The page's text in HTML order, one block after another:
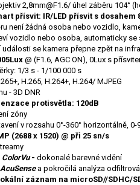
2,8mm@F1.6/ úhel záběru 104°
přísvit: IR/LED přísvit s dosahem
není žádná osoba nebo vozidlo,
vozidlo nebo osoba, automaticky
události se kamera přepne zpět na
@ (F1.6, AGC ON), 0Lux s
1/3 s - 1/100 000 s
H.265, H.264+, H.264/ MJPEG
- 3D DNR
protisvětla: 120dB
zóny
v rozsahu 0°-360° horizontálně, 0-
(2688 x 1520) @ při 25 sn/s
ColorVu- dokonalé barevné vidění
AcuSensea pokročilá analýza
záznam na microSD//SDHC/